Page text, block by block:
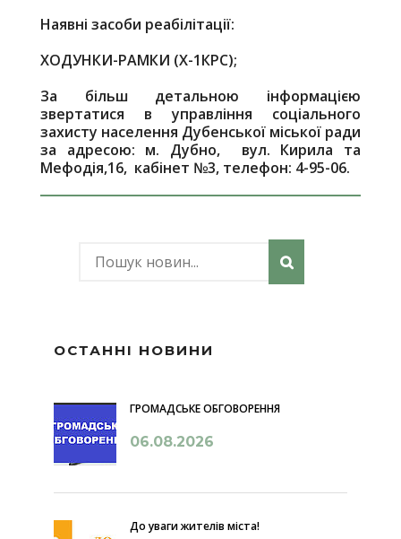
Наявні засоби реабілітації:
ХОДУНКИ-РАМКИ (Х-1КРС);
За більш детальною інформацією
звертатися в управління соціального
захисту населення Дубенської міської ради
за адресою: м. Дубно, вул. Кирила та
Мефодія,16, кабінет №3, телефон: 4-95-06.
ОСТАННІ НОВИНИ
ГРОМАДСЬКЕ ОБГОВОРЕННЯ
06.08.2026
До уваги жителів міста!